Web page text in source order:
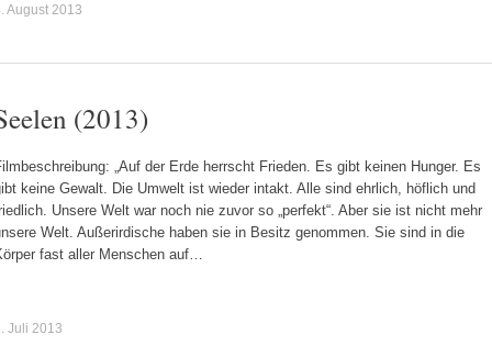
August 2013
(2013)
„Auf der Erde herrscht Frieden. Es gibt keinen Hunger. Es
keine Gewalt. Die Umwelt ist wieder intakt. Alle sind ehrlich, höflich und
Unsere Welt war noch nie zuvor so „perfekt“. Aber sie ist nicht mehr
Welt. Außerirdische haben sie in Besitz genommen. Sie sind in die
fast aller Menschen auf…
Juli 2013